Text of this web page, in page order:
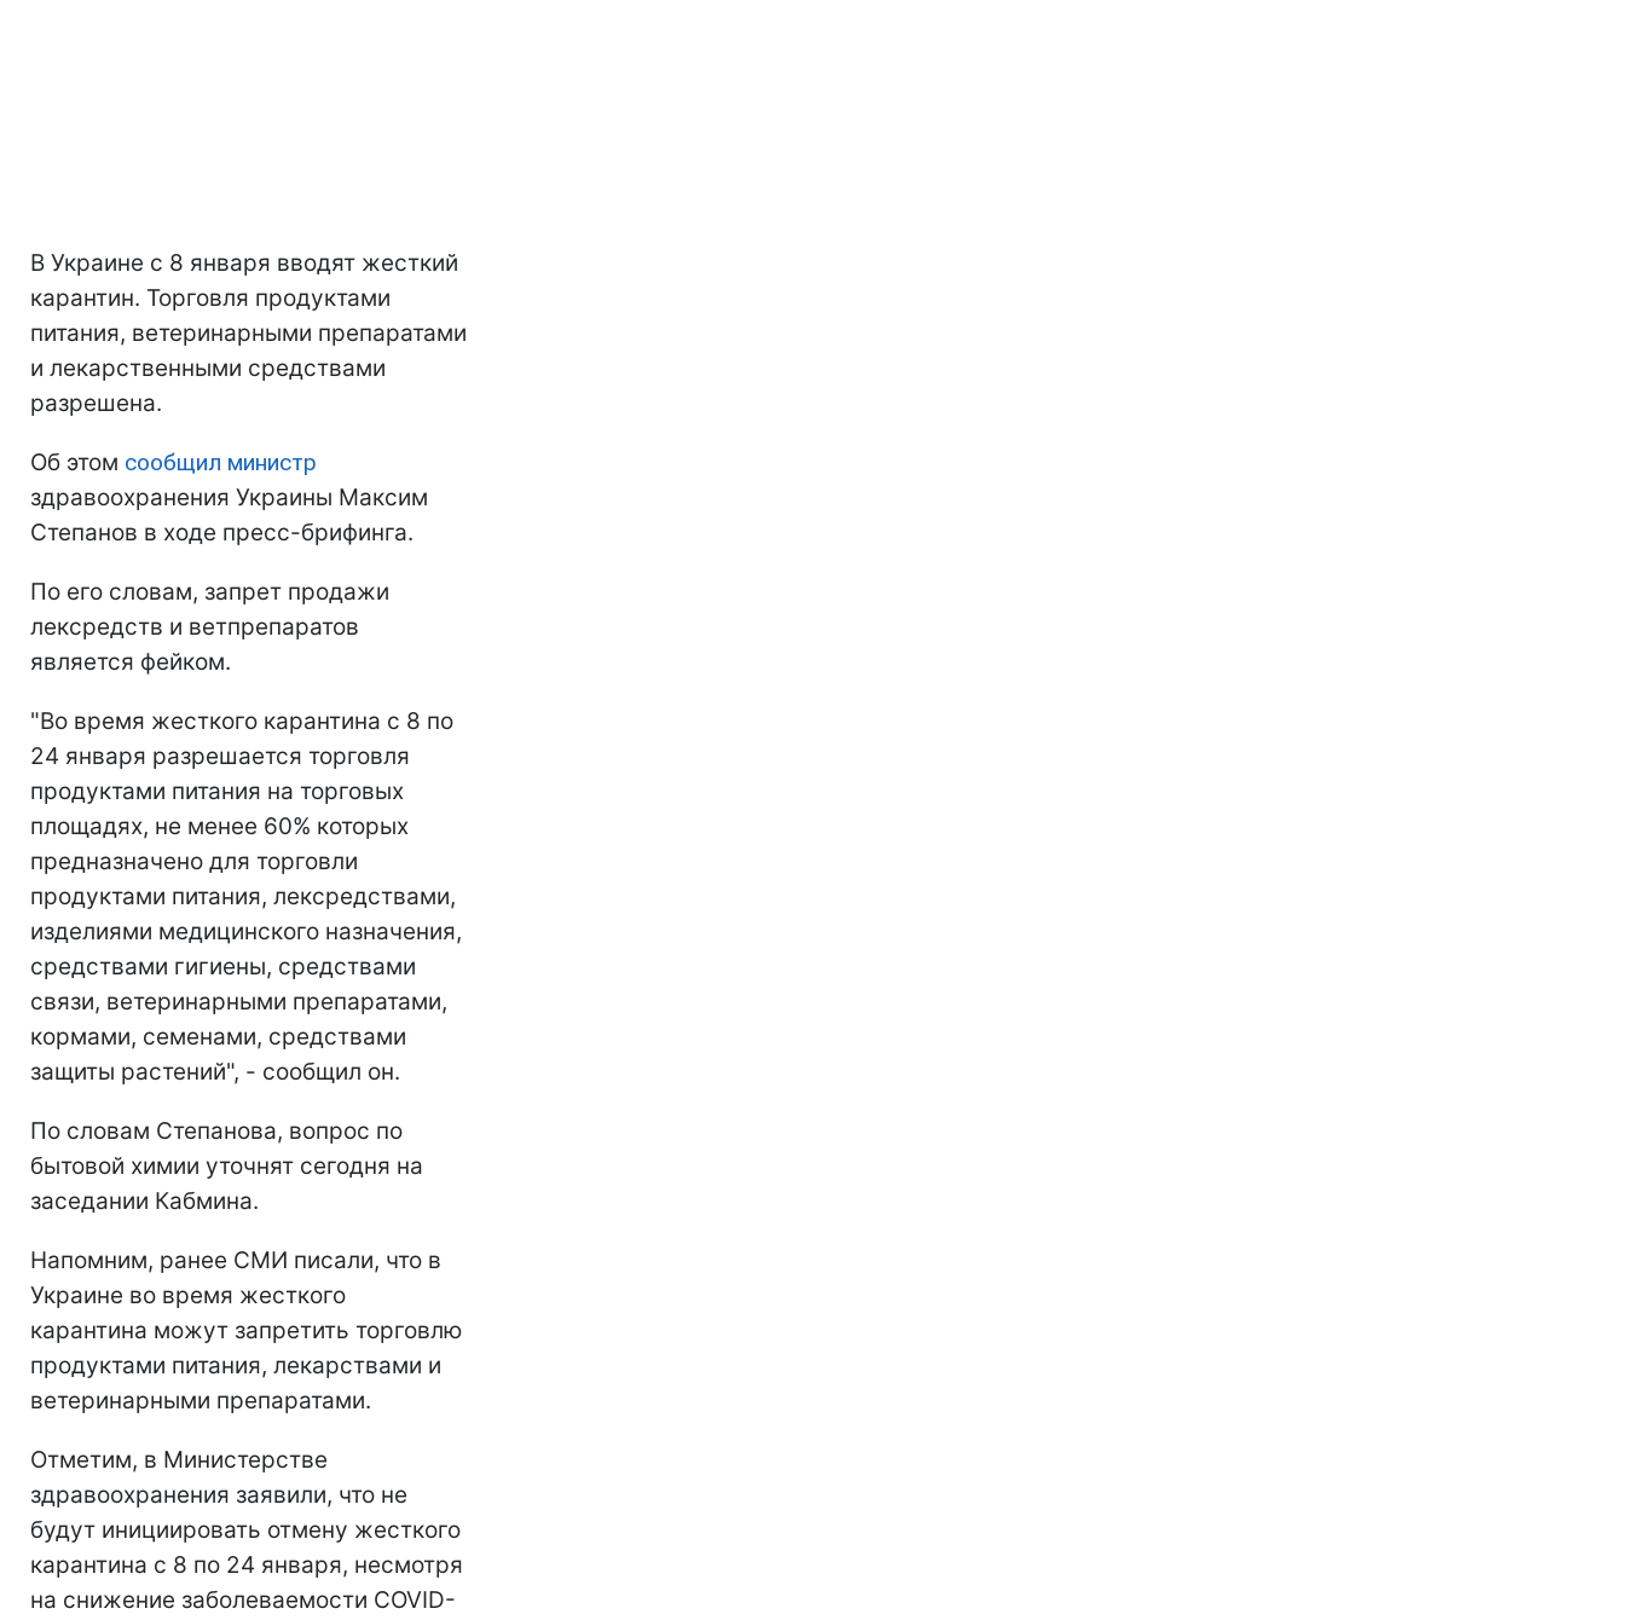
В Украине с 8 января вводят жесткий
карантин. Торговля продуктами
питания, ветеринарными препаратами
и лекарственными средствами
разрешена.
Об этом сообщил министр
здравоохранения Украины Максим
Степанов в ходе пресс-брифинга.
По его словам, запрет продажи
лексредств и ветпрепаратов
является фейком.
"Во время жесткого карантина с 8 по
24 января разрешается торговля
продуктами питания на торговых
площадях, не менее 60% которых
предназначено для торговли
продуктами питания, лексредствами,
изделиями медицинского назначения,
средствами гигиены, средствами
связи, ветеринарными препаратами,
кормами, семенами, средствами
защиты растений", - сообщил он.
По словам Степанова, вопрос по
бытовой химии уточнят сегодня на
заседании Кабмина.
Напомним, ранее СМИ писали, что в
Украине во время жесткого
карантина можут запретить торговлю
продуктами питания, лекарствами и
ветеринарными препаратами.
Отметим, в Министерстве
здравоохранения заявили, что не
будут инициировать отмену жесткого
карантина с 8 по 24 января, несмотря
на снижение заболеваемости COVID-